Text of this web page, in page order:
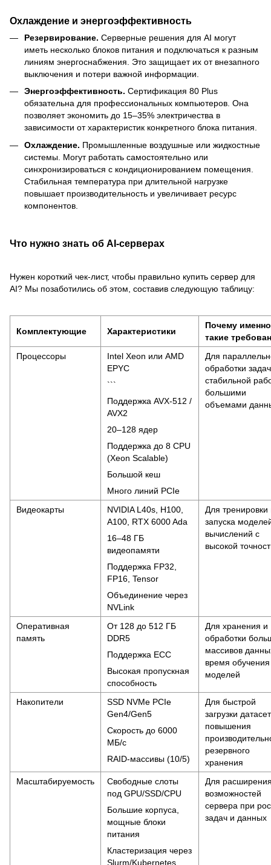
Охлаждение и энергоэффективность
Резервирование. Серверные решения для AI могут
иметь несколько блоков питания и подключаться к разным
линиям энергоснабжения. Это защищает их от внезапного
выключения и потери важной информации.
Энергоэффективность. Сертификация 80 Plus
обязательна для профессиональных компьютеров. Она
позволяет экономить до 15–35% электричества в
зависимости от характеристик конкретного блока питания.
Охлаждение. Промышленные воздушные или жидкостные
системы. Могут работать самостоятельно или
синхронизироваться с кондиционированием помещения.
Стабильная температура при длительной нагрузке
повышает производительность и увеличивает ресурс
компонентов.
Что нужно знать об AI-серверах
Нужен короткий чек-лист, чтобы правильно купить сервер для
AI? Мы позаботились об этом, составив следующую таблицу:
Комплектующие Характеристики
Почему именно
такие
Процессоры
Intel Xeon или AMD
EPYC
```
Поддержка AVX-512 /
AVX2
20–128 ядер
Поддержка до 8 CPU
(Xeon Scalable)
Большой кеш
Много линий PCIe
Для
обработки
стабильной
большими
объемами
Видеокарты
NVIDIA L40s, H100,
A100, RTX 6000 Ada
16–48 ГБ
видеопамяти
Поддержка FP32,
FP16, Tensor
Объединение через
NVLink
Для тренировки
запуска
вычислений с
высокой
Оперативная
память
От 128 до 512 ГБ
DDR5
Поддержка ECC
Высокая пропускная
способность
Для хранения и
обработки
массивов
время обучения
моделей
Накопители
SSD NVMe PCIe
Gen4/Gen5
Скорость до 6000
МБ/с
RAID-массивы (10/5)
Для быстрой
загрузки
повышения
резервного
хранения
Масштабируемость
Свободные слоты
под GPU/SSD/CPU
Большие корпуса,
мощные блоки
питания
Кластеризация через
Slurm/Kubernetes
Для
возможностей
сервера при
задач и данных